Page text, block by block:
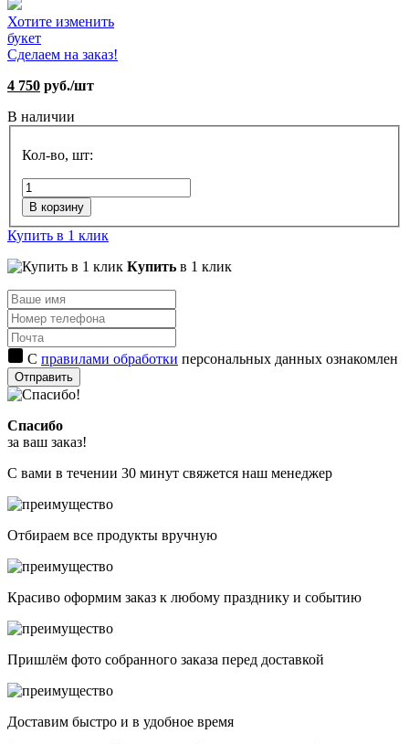
Хотите изменить
букет
Сделаем на заказ!
4 750 руб./шт
В наличии
Кол-во, шт:
В корзину
Купить в 1 клик
Купить в 1 клик
С правилами обработки персональных данных ознакомлен
Отправить
Спасибо
за ваш заказ!
С вами в течении 30 минут свяжется наш менеджер
Отбираем все продукты вручную
Красиво оформим заказ к любому празднику и событию
Пришлём фото собранного заказа перед доставкой
Доставим быстро и в удобное время